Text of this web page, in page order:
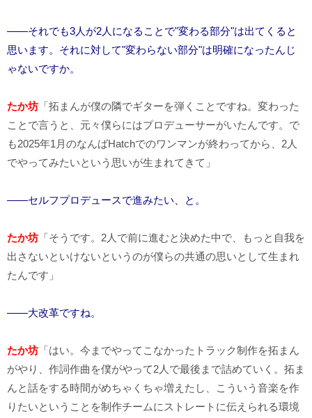
――それでも3人が2人になることで"変わる部分"は出てくると
思います。それに対して"変わらない部分"は明確になったんじ
ゃないですか。
たか坊 「拓まんが僕の隣でギターを弾くことですね。変わった
ことで言うと、元々僕らにはプロデューサーがいたんです。で
も2025年1月のなんばHatchでのワンマンが終わってから、2人
でやってみたいという思いが生まれてきて」
――セルフプロデュースで進みたい、と。
たか坊 「そうです。2人で前に進むと決めた中で、もっと自我を
出さないといけないというのが僕らの共通の思いとして生まれ
たんです」
――大改革ですね。
たか坊 「はい。今までやってこなかったトラック制作を拓まん
がやり、作詞作曲を僕がやって2人で最後まで詰めていく。拓ま
んと話をする時間がめちゃくちゃ増えたし、こういう音楽を作
りたいということを制作チームにストレートに伝えられる環境